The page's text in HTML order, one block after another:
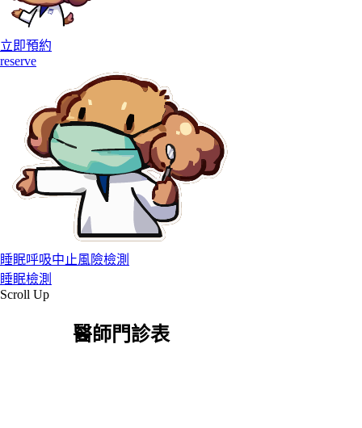
立即預約
reserve
睡眠呼吸中止風險檢測
睡眠檢測
Scroll Up
醫師門診表